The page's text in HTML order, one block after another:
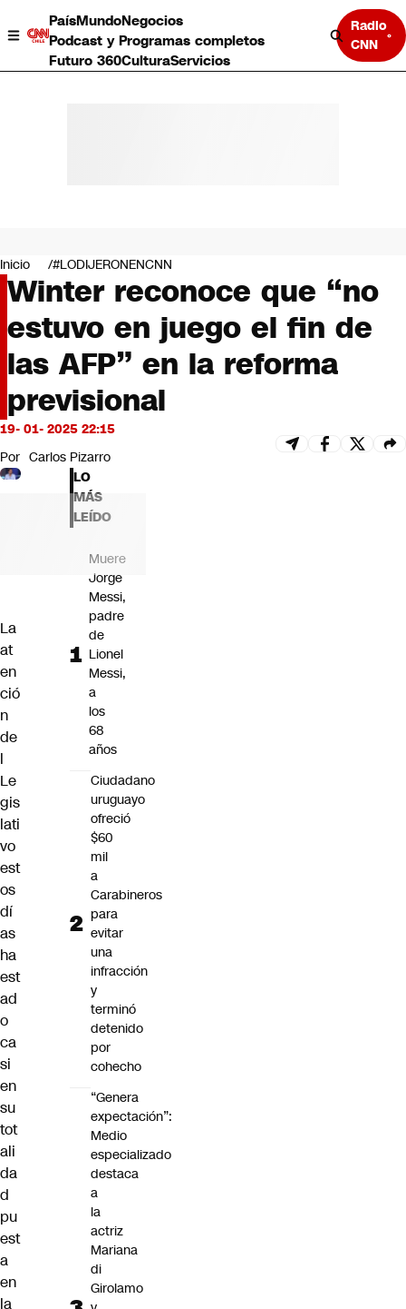
PaísMundoNegocios
Podcast y Programas completos
Futuro 360CulturaServicios
Radio
CNN
Negocios
Deportes
Programas completos
Cultura
Servicios
Bits
CNN tiempo
Futuro 360
Inicio #LODIJERONENCNN
Winter reconoce que “no
estuvo en juego el fin de
las AFP” en la reforma
previsional
19- 01- 2025 22:15
Por Carlos Pizarro
La
at
en
ció
n
de
l
Le
gis
lati
vo
est
os
dí
as
ha
est
ad
o
ca
si
en
su
tot
ali
da
d
pu
est
a
en
la
LO
MÁS
LEÍDO
Muere
Jorge
Messi,
padre
de
Lionel
Messi,
a
los
68
años
Ciudadano
uruguayo
ofreció
$60
mil
a
Carabineros
para
evitar
una
infracción
y
terminó
detenido
por
cohecho
“Genera
expectación”:
Medio
especializado
destaca
a
la
actriz
Mariana
di
Girolamo